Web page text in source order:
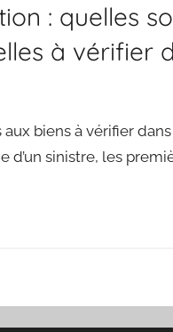
: quelles
à vérifier
biens à vérifier
d’un sinistre, les